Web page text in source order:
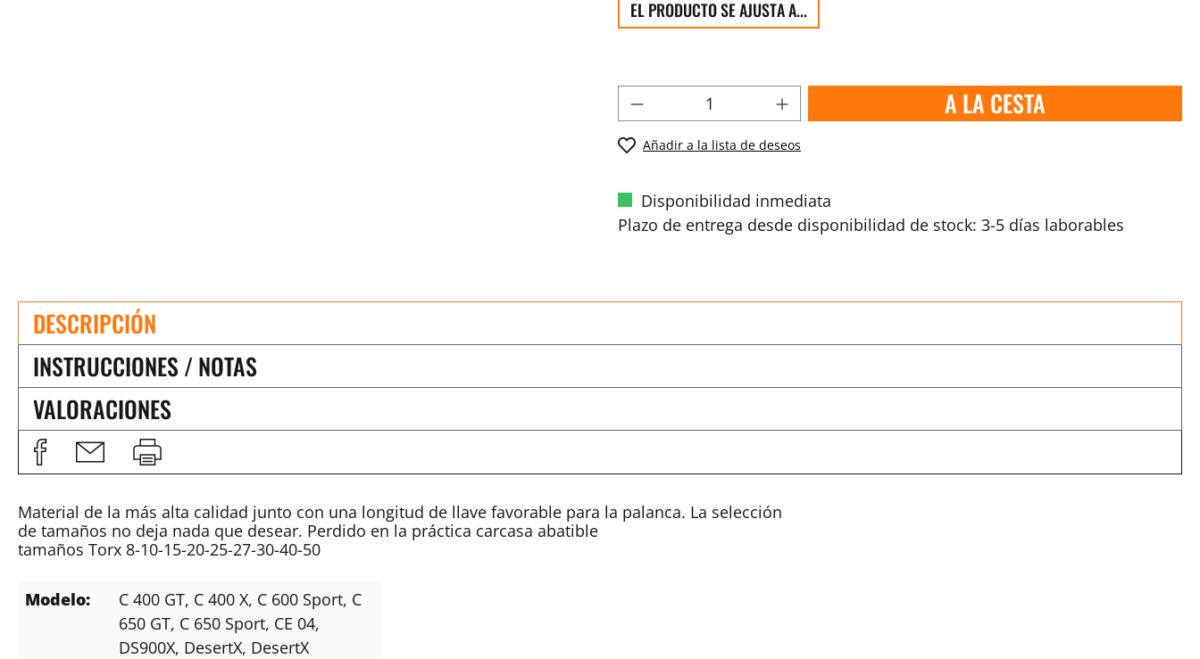
EL PRODUCTO SE AJUSTA A...
A LA CESTA
Añadir a la lista de deseos
Disponibilidad inmediata
Plazo de entrega desde disponibilidad de stock: 3-5 días laborables
DESCRIPCIÓN
INSTRUCCIONES / NOTAS
VALORACIONES
Material de la más alta calidad junto con una longitud de llave favorable para la palanca. La selección
de tamaños no deja nada que desear. Perdido en la práctica carcasa abatible
tamaños Torx 8-10-15-20-25-27-30-40-50
Modelo: C 400 GT, C 400 X, C 600 Sport, C
650 GT, C 650 Sport, CE 04,
DS900X, DesertX, DesertX